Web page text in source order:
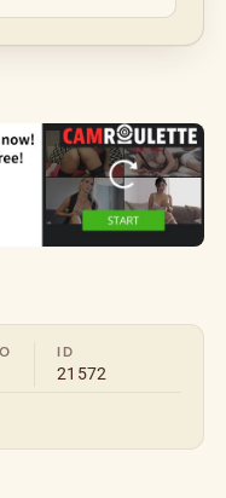
ID
21572